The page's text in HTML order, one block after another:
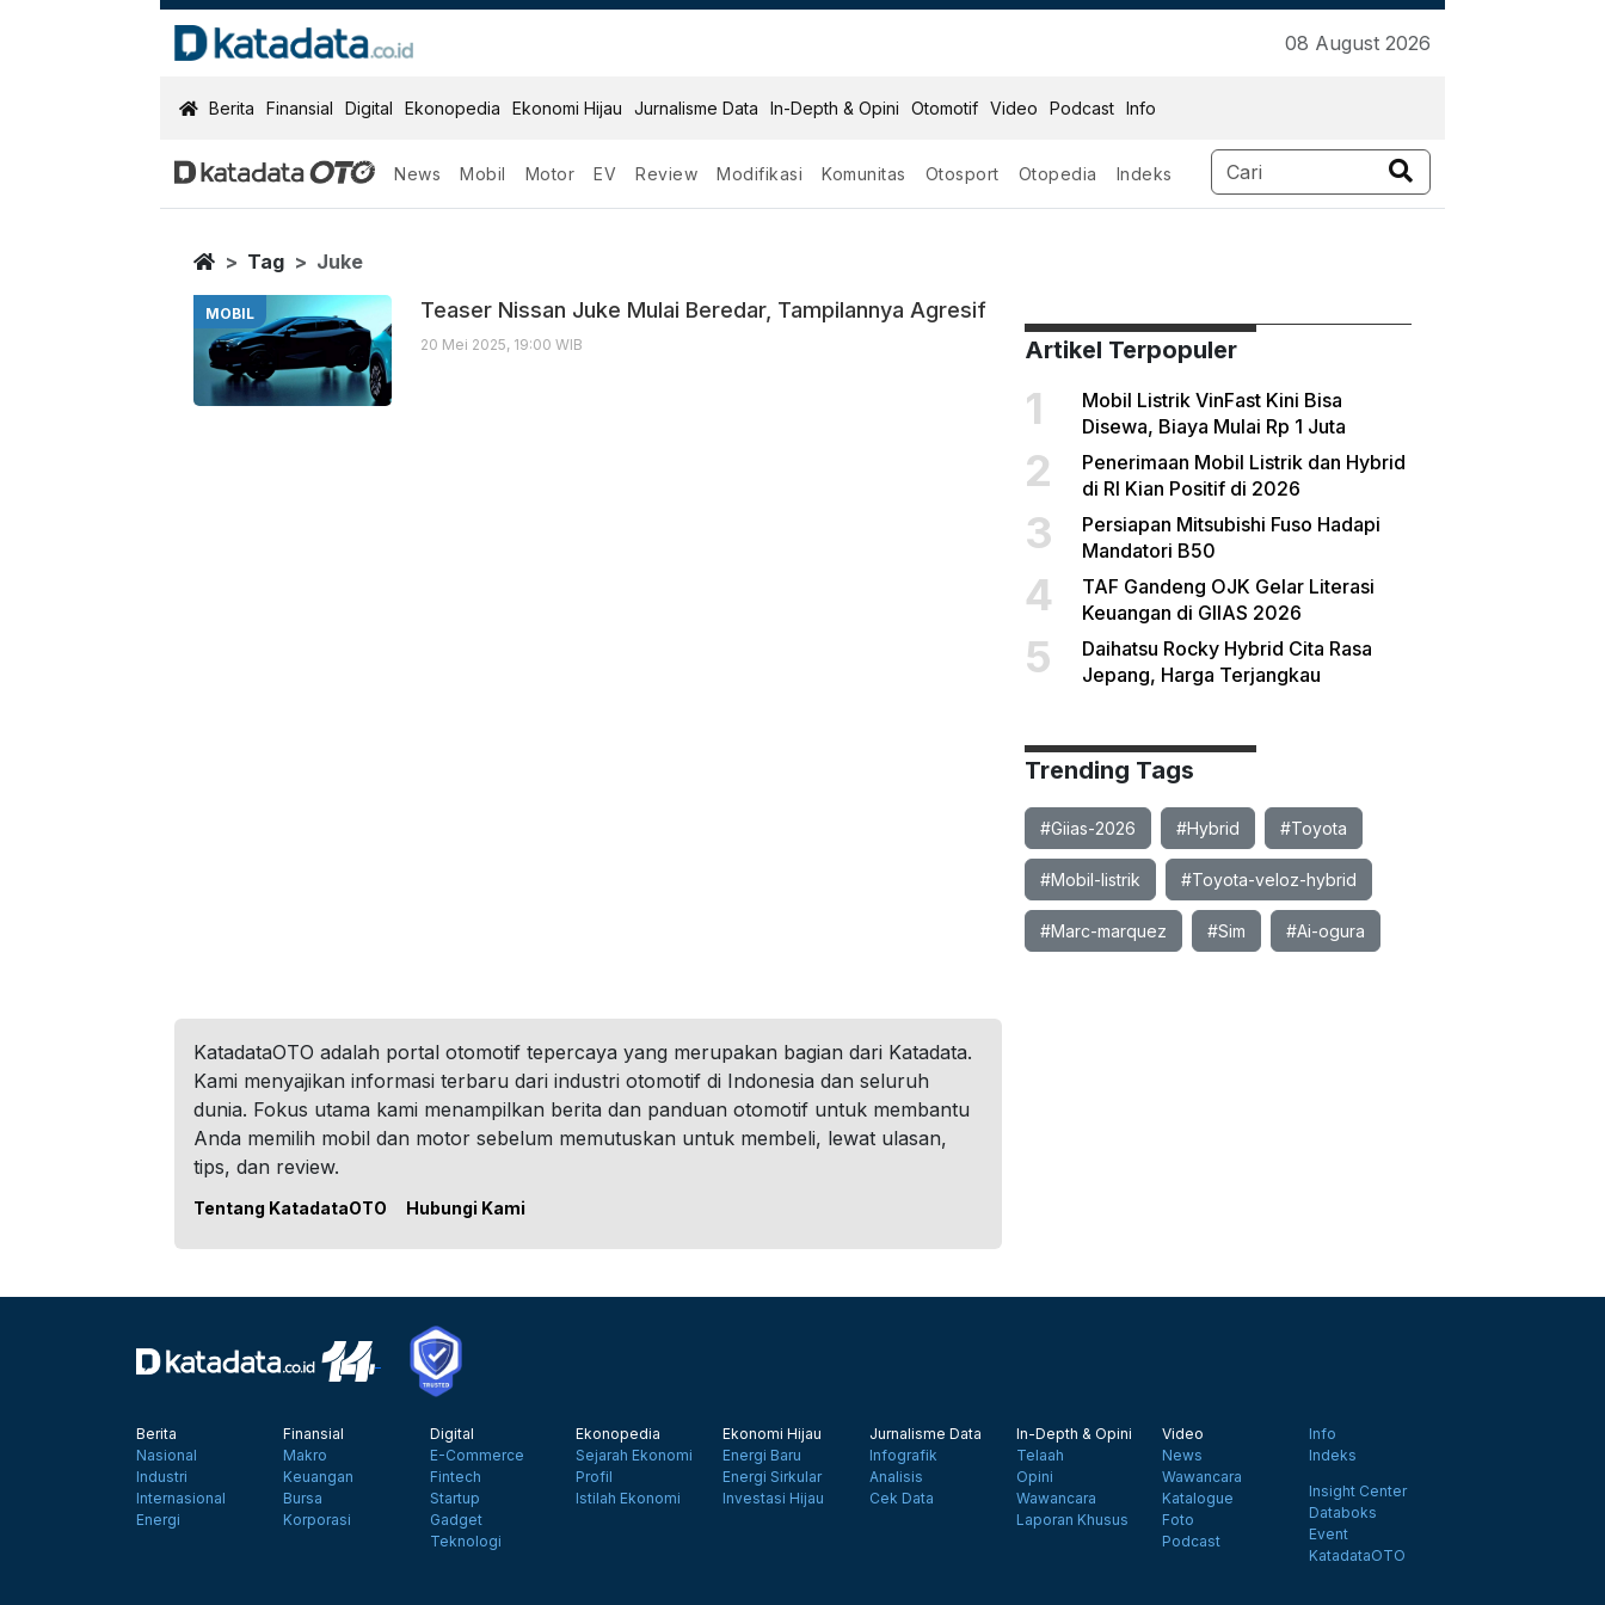
08 August 2026
KatadataOTO
Berita Finansial Digital Ekonopedia Ekonomi Hijau Jurnalisme Data In-Depth & Opini Otomotif Video Podcast Info
News Mobil Motor EV Review Modifikasi Komunitas Otosport Otopedia Indeks
Juke
Berita Terbaru
Home
Tag Juke
MOBIL Teaser Nissan Juke Mulai Beredar, Tampilannya Agresif
20 Mei 2025, 19:00 WIB Artikel Terpopuler
1
Mobil Listrik VinFast Kini Bisa
Disewa, Biaya Mulai Rp 1 Juta
2
Penerimaan Mobil Listrik dan Hybrid
di RI Kian Positif di 2026
3
Persiapan Mitsubishi Fuso Hadapi
Mandatori B50
4
TAF Gandeng OJK Gelar Literasi
Keuangan di GIIAS 2026
5
Daihatsu Rocky Hybrid Cita Rasa
Jepang, Harga Terjangkau
Trending Tags
#Giias-2026 #Hybrid #Toyota
#Mobil-listrik #Toyota-veloz-hybrid
#Marc-marquez #Sim #Ai-ogura
KatadataOTO adalah portal otomotif tepercaya yang merupakan bagian dari Katadata.
Kami menyajikan informasi terbaru dari industri otomotif di Indonesia dan seluruh
dunia. Fokus utama kami menampilkan berita dan panduan otomotif untuk membantu
Anda memilih mobil dan motor sebelum memutuskan untuk membeli, lewat ulasan,
tips, dan review.
Tentang KatadataOTO Hubungi Kami
Berita
Nasional
Industri
Internasional
Energi
Finansial
Makro
Keuangan
Bursa
Korporasi
Digital
E-Commerce
Fintech
Startup
Gadget
Teknologi
Ekonopedia
Sejarah Ekonomi
Profil
Istilah Ekonomi
Ekonomi Hijau
Energi Baru
Energi Sirkular
Investasi Hijau
Jurnalisme Data
Infografik
Analisis
Cek Data
In-Depth & Opini
Telaah
Opini
Wawancara
Laporan Khusus
Video
News
Wawancara
Katalogue
Foto
Podcast
Info
Indeks
Insight Center
Databoks
Event
KatadataOTO